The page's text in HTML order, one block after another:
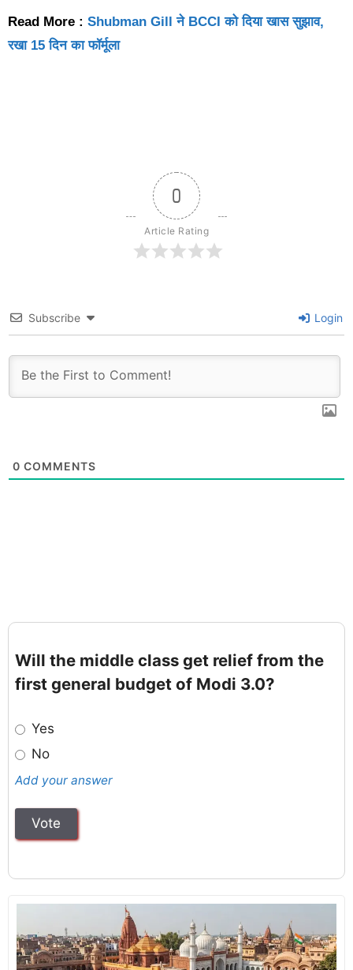
Read More : Shubman Gill ने BCCI को दिया खास सुझाव,
रखा 15 दिन का फॉर्मूला
0
Article Rating
Subscribe Login
0 COMMENTS
Will the middle class get relief from the
first general budget of Modi 3.0?
Yes
No
Add your answer